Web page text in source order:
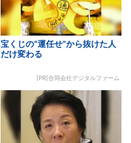
宝くじの“運任せ”から抜けた人
だけ変わる
[PR]合同会社デジタルファーム